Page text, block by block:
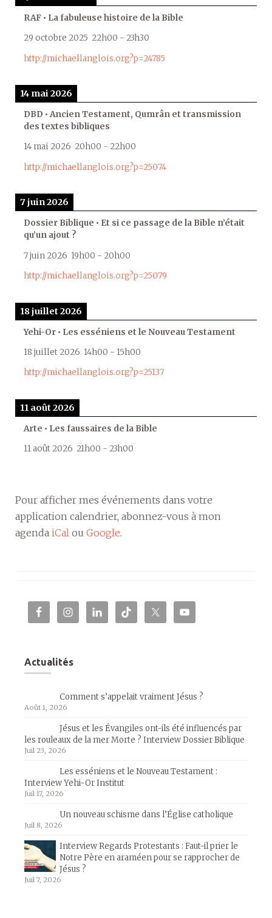
RAF • La fabuleuse histoire de la Bible
29 octobre 2025 22h00 - 23h30
http://michaellanglois.org?p=24785
14 mai 2026
DBD • Ancien Testament, Qumrân et transmission
des textes bibliques
14 mai 2026 20h00 - 22h00
http://michaellanglois.org?p=25074
7 juin 2026
Dossier Biblique • Et si ce passage de la Bible n’était
qu’un ajout ?
7 juin 2026 19h00 - 20h00
http://michaellanglois.org?p=25079
18 juillet 2026
Yehi-Or • Les esséniens et le Nouveau Testament
18 juillet 2026 14h00 - 15h00
http://michaellanglois.org?p=25137
11 août 2026
Arte • Les faussaires de la Bible
11 août 2026 21h00 - 23h00
Pour afficher mes événements dans votre
application calendrier, abonnez-vous à mon
agenda iCal ou Google.
Actualités
Comment s’appelait vraiment Jésus ?
Août 1, 2026
Jésus et les Évangiles ont-ils été influencés par
les rouleaux de la mer Morte ? Interview Dossier Biblique
Juil 23, 2026
Les esséniens et le Nouveau Testament :
Interview Yehi-Or Institut
Juil 17, 2026
Un nouveau schisme dans l’Église catholique
Juil 8, 2026
Interview Regards Protestants : Faut-il prier le
Notre Père en araméen pour se rapprocher de
Jésus ?
Juil 7, 2026